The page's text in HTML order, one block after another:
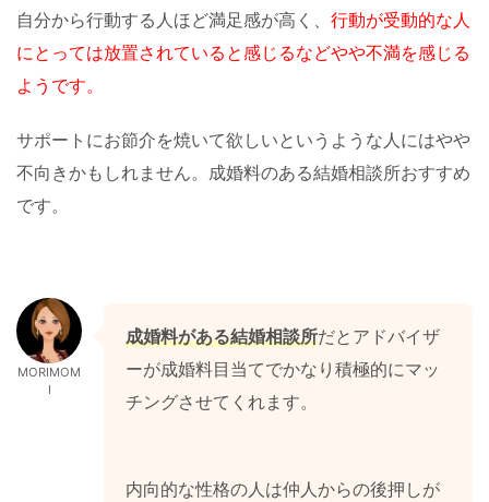
自分から行動する人ほど満足感が高く、 行動が受動的な人
にとっては放置されていると感じるなどやや不満を感じる
ようです。
サポートにお節介を焼いて欲しいというような人にはやや
不向きかもしれません。成婚料のある結婚相談所おすすめ
です。
MORIMOM
I
成婚料がある結婚相談所だとアドバイザ
ーが成婚料目当てでかなり積極的にマッ
チングさせてくれます。
内向的な性格の人は仲人からの後押しが